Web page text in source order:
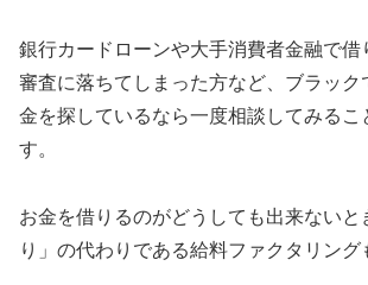
銀行カードローンや大手消費者金融で借
審査に落ちてしまった方など、ブラック
金を探しているなら一度相談してみるこ
す。
お金を借りるのがどうしても出来ないと
り」の代わりである給料ファクタリング